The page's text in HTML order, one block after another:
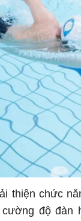
thiện chức
độ đàn